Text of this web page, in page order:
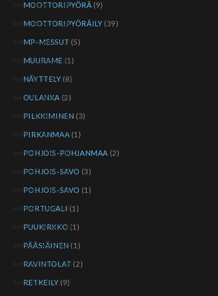
MOOTTORIPYÖRÄ (9)
MOOTTORIPYÖRÄILY (39)
MP-MESSUT (5)
MUURAME (1)
NÄYTTELY (8)
OULANKA (2)
PILKKIMINEN (3)
PIRKANMAA (1)
POHJOIS-POHJANMAA (2)
POHJOIS-SAVO (3)
POHJOIS-SAVO (1)
PORTUGALI (1)
PUUKIRKKO (1)
PÄÄSIÄINEN (1)
RAVINTOLAT (2)
RETKEILY (9)